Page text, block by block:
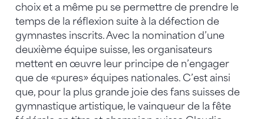
choix et a même pu se permettre de prendre le
temps de la réflexion suite à la défection de
gymnastes inscrits. Avec la nomination d’une
deuxième équipe suisse, les organisateurs
mettent en œuvre leur principe de n’engager
que de «pures» équipes nationales. C’est ainsi
que, pour la plus grande joie des fans suisses de
gymnastique artistique, le vainqueur de la fête